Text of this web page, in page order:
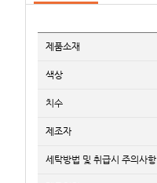
제품소재
색상
치수
제조자
세탁방법 및 취급시 주의사항